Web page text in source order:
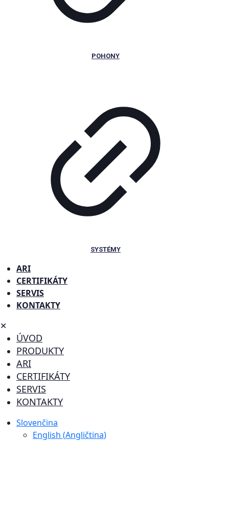
POHONY
SYSTÉMY
ARI
CERTIFIKÁTY
SERVIS
KONTAKTY
✕
ÚVOD
PRODUKTY
ARI
CERTIFIKÁTY
SERVIS
KONTAKTY
Slovenčina
English (Angličtina)